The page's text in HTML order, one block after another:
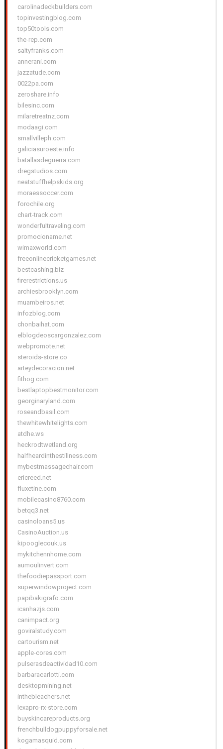
carolinadeckbuilders.com
topinvestingblog.com
top50tools.com
the-rep.com
saltyfranks.com
annerani.com
jazzatude.com
0022pa.com
zeroshare.info
bilesinc.com
milaretreatnz.com
modaagi.com
smallvilleph.com
galiciasuroeste.info
batallasdeguerra.com
dregstudios.com
neatstuffhelpskids.org
moraessoccer.com
forochile.org
chart-track.com
wonderfultraveling.com
promocioname.net
wimaxworld.com
freeonlinecricketgames.net
bestcashing.biz
firerestrictions.us
archiesbrooklyn.com
muambeiros.net
infozblog.com
chonbaihat.com
elblogdeoscargonzalez.com
webpromote.net
steroids-store.co
arteydecoracion.net
fithog.com
bestlaptopbestmonitor.com
georginaryland.com
roseandbasil.com
thewhitewhitelights.com
atdhe.ws
heckrodtwetland.org
halfheardinthestillness.com
mybestmassagechair.com
ericreed.net
fluxetine.com
mobilecasino8760.com
betqq3.net
casinoloans5.us
CasinoAuction.us
kipooglecouk.us
mykitchennhome.com
aumoulinvert.com
thefoodiepassport.com
superwindowproject.com
papibakigrafo.com
icanhazjs.com
canimpact.org
goviralstudy.com
cartourism.net
apple-cores.com
pulserasdeactividad10.com
barbaracarlotti.com
desktopmining.net
inthebleachers.net
lexapro-rx-store.com
buyskincareproducts.org
frenchbulldogpuppyforsale.net
kogamasquid.com